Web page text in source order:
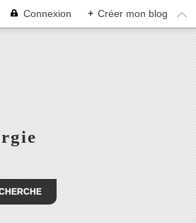
Connexion + Créer mon blog